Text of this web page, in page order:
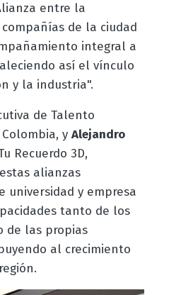
entre la
de la ciudad
integral a
así el vínculo
y la industria".
de Talento
y Alejandro
Recuerdo 3D,
alianzas
universidad y empresa
tanto de los
de las propias
al crecimiento